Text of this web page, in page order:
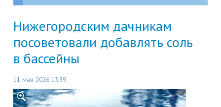
Нижегородским дачникам
посоветовали добавлять соль
в бассейны
11 мая 2026 13:39